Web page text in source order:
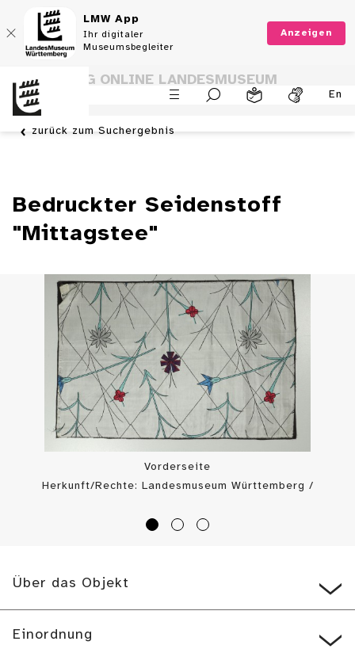
LMW App
Ihr digitaler
Museumsbegleiter
Anzeigen
En
SAMMLUNG ONLINE LANDESMUSEUM
WÜRTTEMBERG
zurück zum Suchergebnis
Bedruckter Seidenstoff
"Mittagstee"
Vorderseite
Herkunft/Rechte: Landesmuseum Württemberg /
Über das Objekt
Einordnung